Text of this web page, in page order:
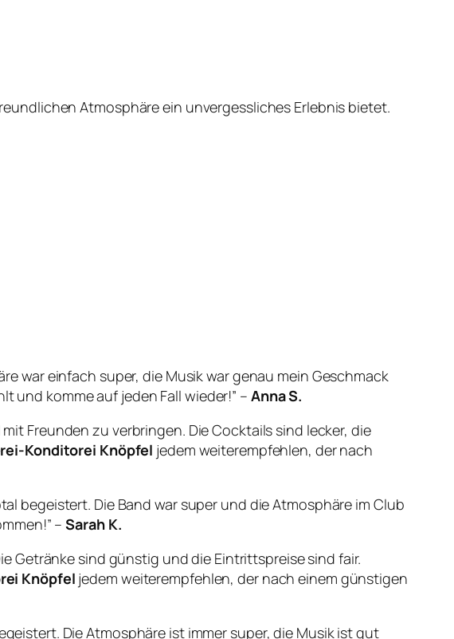
Atmosphäre ein unvergessliches Erlebnis bietet.
war einfach super, die Musik war genau mein Geschmack
und komme auf jeden Fall wieder!” – Anna S.
Freunden zu verbringen. Die Cocktails sind lecker, die
Konditorei Knöpfel jedem weiterempfehlen, der nach
begeistert. Die Band war super und die Atmosphäre im Club
–Sarah K.
Getränke sind günstig und die Eintrittspreise sind fair.
Knöpfel jedem weiterempfehlen, der nach einem günstigen
Die Atmosphäre ist immer super, die Musik ist gut